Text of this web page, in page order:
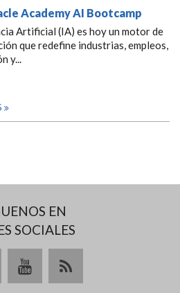
Academy AI Bootcamp
Artificial (IA) es hoy un motor de
que redefine industrias, empleos,
y...
EN
SOCIALES